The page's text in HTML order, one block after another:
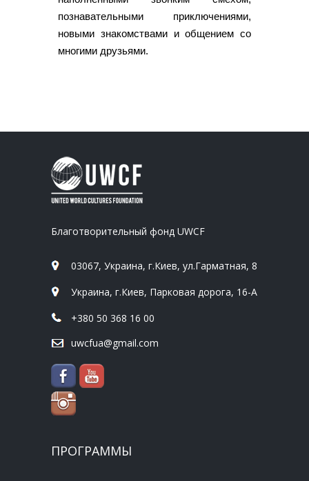
познавательными приключениями,
новыми знакомствами и общением со
многими друзьями.
Благотворительный фонд UWCF
03067, Украина, г.Киев, ул.Гарматная, 8
Украина, г.Киев, Парковая дорога, 16-А
+380 50 368 16 00
uwcfua@gmail.com
ПРОГРАММЫ